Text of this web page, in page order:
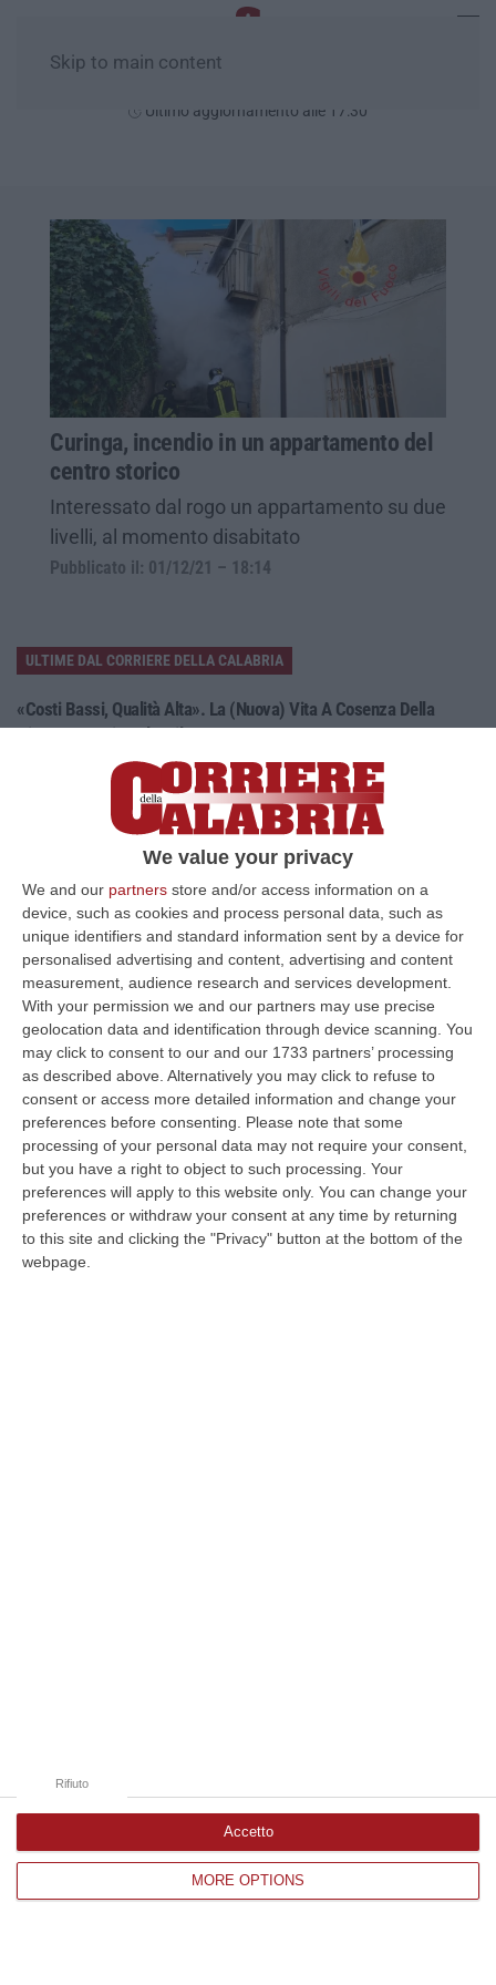
We value your privacy
We and our partners store and/or access information on a
device, such as cookies and process personal data, such as
unique identifiers and standard information sent by a device for
personalised advertising and content, advertising and content
measurement, audience research and services development.
With your permission we and our partners may use precise
geolocation data and identification through device scanning. You
may click to consent to our and our 1733 partners’ processing
as described above. Alternatively you may click to refuse to
consent or access more detailed information and change your
preferences before consenting.
Please note that some
processing of your personal data may not require your consent,
but you have a right to object to such processing. Your
preferences will apply to this website only. You can change your
preferences or withdraw your consent at any time by returning
to this site and clicking the "Privacy" button at the bottom of the
webpage.
MORE OPTIONS
Rifiuto
Accetto
Skip to main content
Ultimo aggiornamento alle 17:30
Curinga, incendio in un appartamento del
centro storico
Interessato dal rogo un appartamento su due
livelli, al momento disabitato
Pubblicato il: 01/12/21 – 18:14
ULTIME DAL CORRIERE DELLA CALABRIA
«Costi Bassi, Qualità Alta». La (nuova) Vita A Cosenza Della
Giovane Coppia Italo-Cilena
“COSENZA Di southworking si è iniziato a parlare in tempi di post-Covid,
quando le nostre orecchie erano abituate a sentir parlare di smartw…
09 Agosto, 17:30
Violento Scontro Nel Vibonese, Nuovo Incidente Sulla Ex Statale
522 A Briatico: Un Ferito
“VIBO VALENTIA A poche ore dalla tragica morte di una donna a causa di
un incidente avvenuto tra Zambrone e Briatico, un altro grave sinistr…
09 Agosto, 15:39
Pronto Soccorso In Affanno, In Estate Mancano 7 Mila Medici
“La carenza di medici nei Pronto soccorso si aggrava d’estate, quando
alle scoperture strutturali degli organici si aggiungono le assenze pe…
09 Agosto, 15:13
Meteo, Ondata Di Caldo Estremo Fino A Ferragosto
“Nella giornata di oggi ancora temporali, in alcuni casi molto intensi, sui
rilievi di Alpi e Appennini, e in locale estensione fin verso le…
09 Agosto, 15:10
Razionalizzazione Della Spesa Sanitaria E Acquisti Sotto Controllo.
Corriere delle Calabria è una testata giornalistica di News&Com S.r.l